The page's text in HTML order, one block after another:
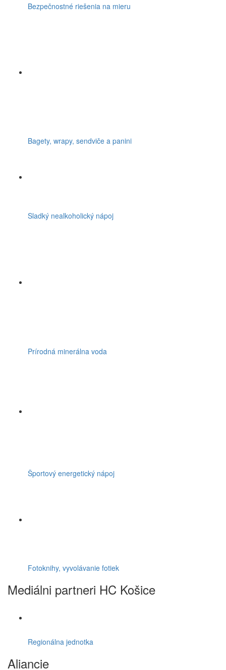
Bezpečnostné riešenia na mieru
Bagety, wrapy, sendviče a panini
Sladký nealkoholický nápoj
Prírodná minerálna voda
Športový energetický nápoj
Fotoknihy, vyvolávanie fotiek
Mediálni partneri HC Košice
Regionálna jednotka
Aliancie